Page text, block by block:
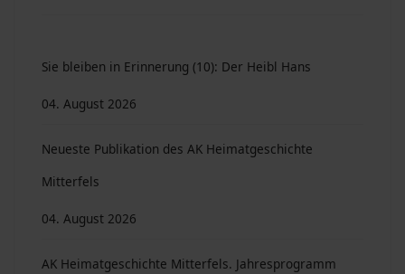
Sie bleiben in Erinnerung (10): Der Heibl Hans
04. August 2026
Neueste Publikation des AK Heimatgeschichte
Mitterfels
04. August 2026
AK Heimatgeschichte Mitterfels. Jahresprogramm